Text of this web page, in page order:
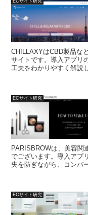
ECサイト研究
CHILLAXYはCBD製品な
サイトです。導入アプリ
工夫をわかりやすく解説
ECサイト研究
PARISBROWは、美容関
でございます。導入アプ
失を防ぎながら、コンバ
ECサイト研究